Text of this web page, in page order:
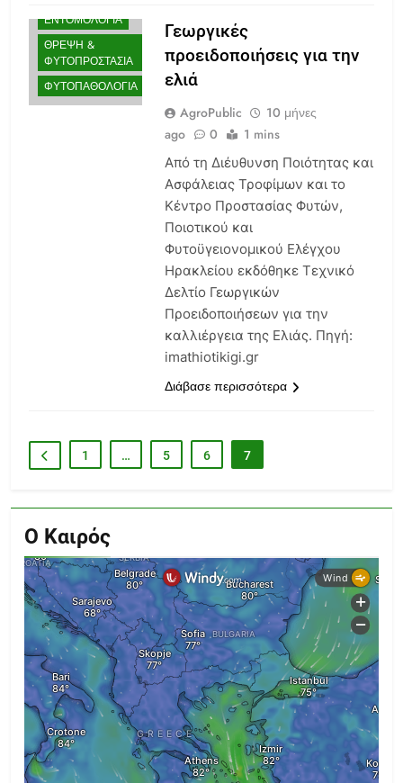
ΕΝΤΟΜΟΛΟΓΊΑ
ΘΡΕΨΗ &
ΦΥΤΟΠΡΟΣΤΑΣΊΑ
ΦΥΤΟΠΑΘΟΛΟΓΊΑ
Γεωργικές
προειδοποιήσεις για την
ελιά
AgroPublic
10 μήνες
ago
0 1 mins
Από τη Διέυθυνση Ποιότητας και
Ασφάλειας Τροφίμων και το
Κέντρο Προστασίας Φυτών,
Ποιοτικού και
Φυτοϋγειονομικού Ελέγχου
Ηρακλείου εκδόθηκε Τεχνικό
Δελτίο Γεωργικών
Προειδοποιήσεων για την
καλλιέργεια της Ελιάς. Πηγή:
imathiotikigi.gr
Διάβασε περισσότερα
1 … 5 6 7
Ο Καιρός